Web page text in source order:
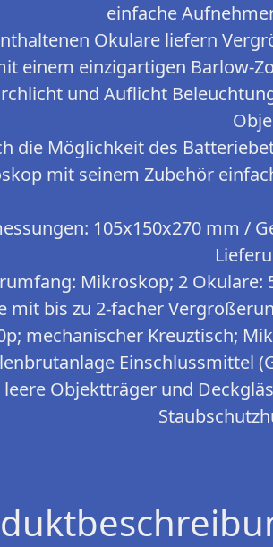
einfache
Okulare liefern
einem einzigartigen Barlow-
und Auflicht
die Möglichkeit des
mit seinem Zubehör
105x150x270 mm /
Mikroskop; 2 Okulare:
mit bis zu 2-facher
mechanischer Kreuztisch;
Einschlussmittel
leere Objektträger und